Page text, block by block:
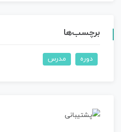
برچسب‌ها
دوره مدرس